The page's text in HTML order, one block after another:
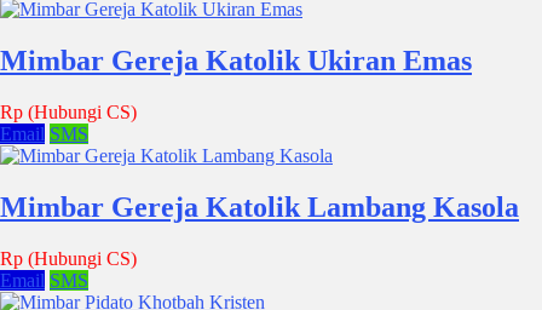
Mimbar Gereja Katolik Ukiran Emas
Rp (Hubungi CS)
Email SMS
Mimbar Gereja Katolik Lambang Kasola
Rp (Hubungi CS)
Email SMS